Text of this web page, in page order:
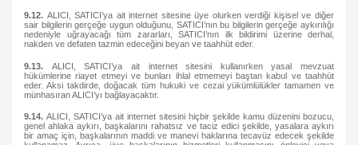
9.12. ALICI, SATICI’ya ait internet sitesine üye olurken verdiği kişisel ve diğer
sair bilgilerin gerçeğe uygun olduğunu, SATICI’nın bu bilgilerin gerçeğe aykırılığı
nedeniyle uğrayacağı tüm zararları, SATICI’nın ilk bildirimi üzerine derhal,
nakden ve defaten tazmin edeceğini beyan ve taahhüt eder.
9.13. ALICI, SATICI’ya ait internet sitesini kullanırken yasal mevzuat
hükümlerine riayet etmeyi ve bunları ihlal etmemeyi baştan kabul ve taahhüt
eder. Aksi takdirde, doğacak tüm hukuki ve cezai yükümlülükler tamamen ve
münhasıran ALICI’yı bağlayacaktır.
9.14. ALICI, SATICI’ya ait internet sitesini hiçbir şekilde kamu düzenini bozucu,
genel ahlaka aykırı, başkalarını rahatsız ve taciz edici şekilde, yasalara aykırı
bir amaç için, başkalarının maddi ve manevi haklarına tecavüz edecek şekilde